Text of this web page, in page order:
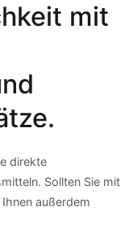
mit
direkte
Sollten Sie mit
außerdem